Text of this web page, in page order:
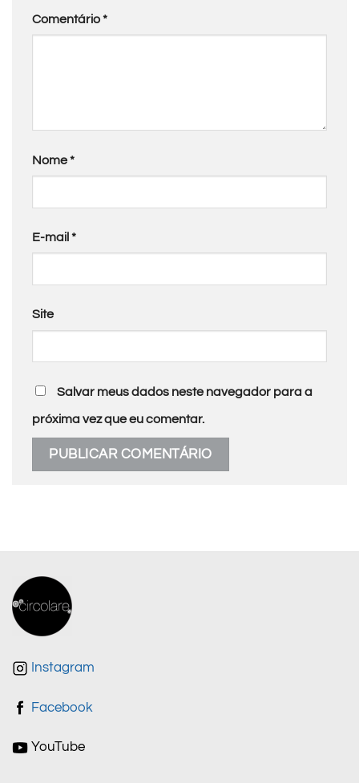
Comentário*
Nome*
E-mail *
Site
Salvar meus dados neste navegador para a
próxima vez que eu comentar.
Instagram
Facebook
YouTube